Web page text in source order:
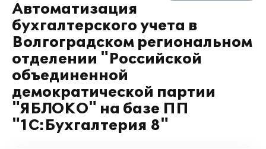
Автоматизация
бухгалтерского учета в
Волгоградском региональном
отделении "Российской
объединенной
демократической партии
"ЯБЛОКО" на базе ПП
"1С:Бухгалтерия 8"